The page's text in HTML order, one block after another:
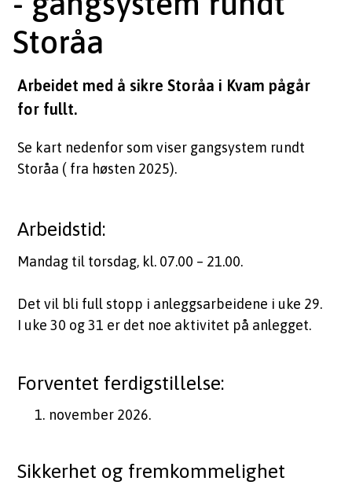
n
m
u
Storåa
Arbeidet med å sikre Storåa i Kvam pågår
for fullt.
Se kart nedenfor som viser gangsystem rundt
Storåa ( fra høsten 2025).
Arbeidstid:
Mandag til torsdag, kl. 07.00 – 21.00.
Det vil bli full stopp i anleggsarbeidene i uke 29.
I uke 30 og 31 er det noe aktivitet på anlegget.
Forventet ferdigstillelse:
november 2026.
Sikkerhet og fremkommelighet